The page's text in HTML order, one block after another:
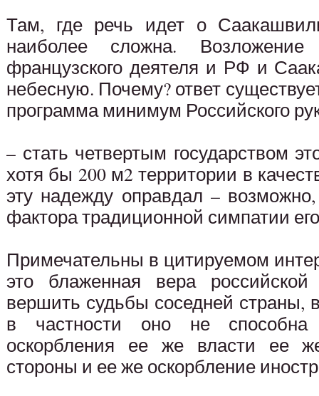
Там, где речь идет о
наиболее сложна.
французского деятеля и РФ и
небесную. Почему? ответ
программа минимум Российского
– стать четвертым государством
хотя бы 200 м2 территории в
эту надежду оправдал – возможно,
фактора традиционной симпатии
Примечательны в цитируемом
это блаженная вера
вершить судьбы соседней страны,
в частности оно не способна
оскорбления ее же власти ее
стороны и ее же оскорбление